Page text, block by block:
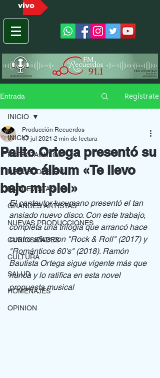
vivo
Entrada Regístrate
INICIO
ESPECTACULOS
RECUERDOS FM
ENTREVISTAS
GRANDES ARTISTAS
NUEVAS PRODUCCIONES
CURIOSIDADES
CULTURA
SALUD
HOMENAJES
OPINION
INICIO
Palito Ortega presentó su
nuevo álbum «Te llevo
bajo mi piel»
Producción Recuerdos
17 jul 2021 2 min de lectura
El cantautor tucumano presentó el tan
ansiado nuevo disco. Con este trabajo,
completa una trilogía que arrancó hace
cuatro años con "Rock & Roll" (2017) y
"Románticos 60's" (2018). Ramón
Bautista Ortega sigue vigente más que
nunca y lo ratifica en esta novel
propuesta musical